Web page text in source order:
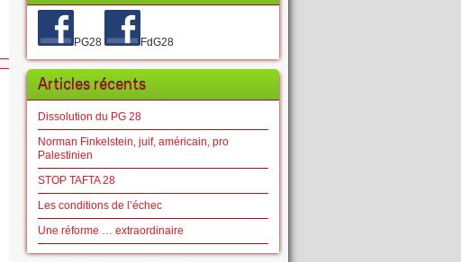
PG28 FdG28
Articles récents
Dissolution du PG 28
Norman Finkelstein, juif, américain, pro
Palestinien
STOP TAFTA 28
Les conditions de l’échec
Une réforme … extraordinaire